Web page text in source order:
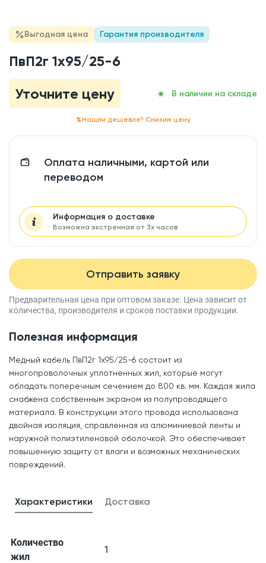
Выгодная цена Гарантия производителя
ПвП2г 1x95/25-6
Уточните цену
В наличии на складе
Нашли дешевле? Снизим цену
Отправить заявку
Предварительная цена при оптовом заказе. Цена зависит от
количества, производителя и сроков поставки продукции.
Оплата наличными, картой или
переводом
Информация о доставке
Возможна экстренная от 3х часов
Полезная информация
Медный кабель ПвП2г 1x95/25-6 состоит из
многопроволочных уплотненных жил, которые могут
обладать поперечным сечением до 800 кв. мм. Каждая жила
снабжена собственным экраном из полупроводящего
материала. В конструкции этого провода использована
двойная изоляция, справленная из алюминиевой ленты и
наружной полиэтиленовой оболочкой. Это обеспечивает
повышенную защиту от влаги и возможных механических
повреждений.
Характеристики Доставка
Количество
жил
1